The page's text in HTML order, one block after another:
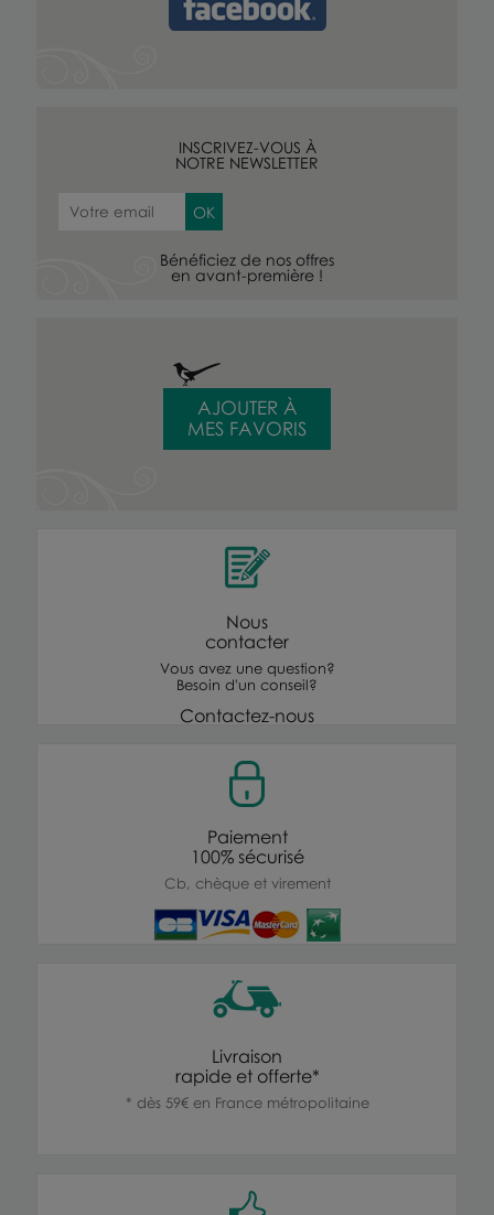
INSCRIVEZ-VOUS À
NOTRE NEWSLETTER
Bénéficiez de nos offres
en avant-première !
AJOUTER À
MES FAVORIS
Nous
contacter
Vous avez une question?
Besoin d'un conseil?
Contactez-nous
Paiement
100% sécurisé
Cb, chèque et virement
Livraison
rapide et offerte*
* dès 59€ en France métropolitaine